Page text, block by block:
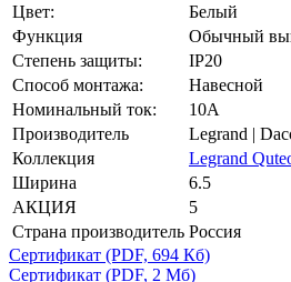
Цвет:
Белый
Функция
Обычный
Степень защиты:
IP20
Способ монтажа:
Навесной
Номинальный ток:
10А
Производитель
Legrand |
Коллекция
Legrand
Ширина
6.5
АКЦИЯ
5
Страна производитель Россия
Сертификат (PDF, 694 Кб)
Сертификат (PDF, 2 Мб)